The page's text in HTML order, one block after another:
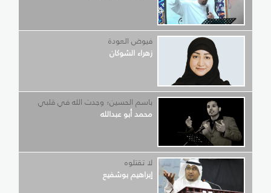
فيوض العودة
زهراء الشوكان
باسم الحسين؛ وجدت الله في قلبي
محمد أبو عبدالله
لا تقتلوه
إبراهيم بوشفيع